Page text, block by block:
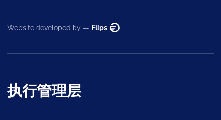
Website developed by — Flips
执行管理层